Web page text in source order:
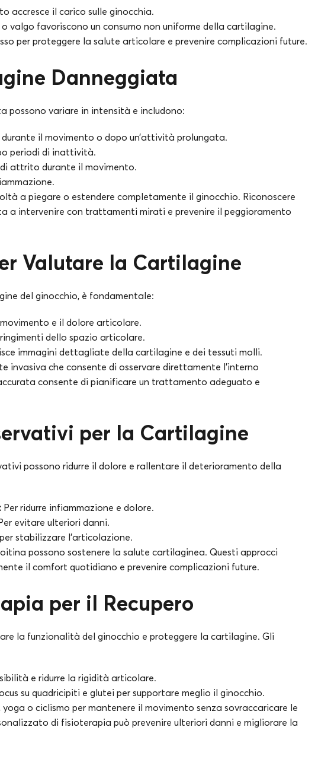
accresce il carico sulle ginocchia.
valgo favoriscono un consumo non uniforme della cartilagine.
per proteggere la salute articolare e prevenire complicazioni future.
Danneggiata
possono variare in intensità e includono:
il movimento o dopo un’attività prolungata.
periodi di inattività.
attrito durante il movimento.
a piegare o estendere completamente il ginocchio. Riconoscere
a intervenire con trattamenti mirati e prevenire il peggioramento
Valutare la Cartilagine
del ginocchio, è fondamentale:
e il dolore articolare.
dello spazio articolare.
immagini dettagliate della cartilagine e dei tessuti molli.
invasiva che consente di osservare direttamente l’interno
consente di pianificare un trattamento adeguato e
per la Cartilagine
possono ridurre il dolore e rallentare il deterioramento della
Per ridurre infiammazione e dolore.
evitare ulteriori danni.
stabilizzare l’articolazione.
possono sostenere la salute cartilaginea. Questi approcci
il comfort quotidiano e prevenire complicazioni future.
per il Recupero
la funzionalità del ginocchio e proteggere la cartilagine. Gli
e ridurre la rigidità articolare.
su quadricipiti e glutei per supportare meglio il ginocchio.
o ciclismo per mantenere il movimento senza sovraccaricare le
di fisioterapia può prevenire ulteriori danni e migliorare la